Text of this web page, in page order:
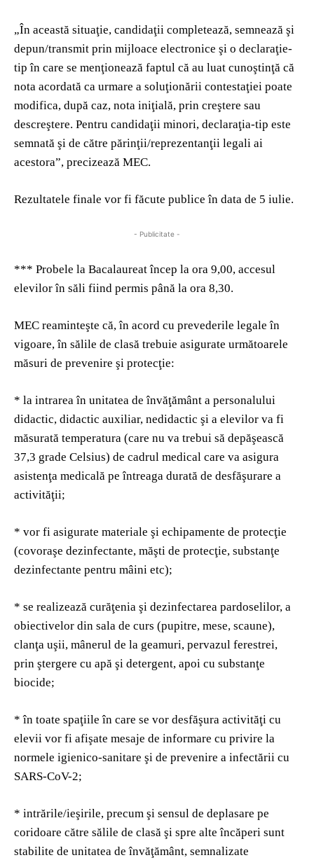
„În această situaţie, candidaţii completează, semnează şi
depun/transmit prin mijloace electronice şi o declaraţie-
tip în care se menţionează faptul că au luat cunoştinţă că
nota acordată ca urmare a soluţionării contestaţiei poate
modifica, după caz, nota iniţială, prin creştere sau
descreştere. Pentru candidaţii minori, declaraţia-tip este
semnată şi de către părinţii/reprezentanţii legali ai
acestora”, precizează MEC.
Rezultatele finale vor fi făcute publice în data de 5 iulie.
- Publicitate -
*** Probele la Bacalaureat încep la ora 9,00, accesul
elevilor în săli fiind permis până la ora 8,30.
MEC reaminteşte că, în acord cu prevederile legale în
vigoare, în sălile de clasă trebuie asigurate următoarele
măsuri de prevenire şi protecţie:
* la intrarea în unitatea de învăţământ a personalului
didactic, didactic auxiliar, nedidactic şi a elevilor va fi
măsurată temperatura (care nu va trebui să depăşească
37,3 grade Celsius) de cadrul medical care va asigura
asistenţa medicală pe întreaga durată de desfăşurare a
activităţii;
* vor fi asigurate materiale şi echipamente de protecţie
(covoraşe dezinfectante, măşti de protecţie, substanţe
dezinfectante pentru mâini etc);
* se realizează curăţenia şi dezinfectarea pardoselilor, a
obiectivelor din sala de curs (pupitre, mese, scaune),
clanţa uşii, mânerul de la geamuri, pervazul ferestrei,
prin ştergere cu apă şi detergent, apoi cu substanţe
biocide;
* în toate spaţiile în care se vor desfăşura activităţi cu
elevii vor fi afişate mesaje de informare cu privire la
normele igienico-sanitare şi de prevenire a infectării cu
SARS-CoV-2;
* intrările/ieşirile, precum şi sensul de deplasare pe
coridoare către sălile de clasă şi spre alte încăperi sunt
stabilite de unitatea de învăţământ, semnalizate